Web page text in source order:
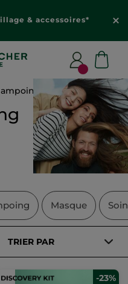
& accessoires*
Masque
TRIER PAR
-23%